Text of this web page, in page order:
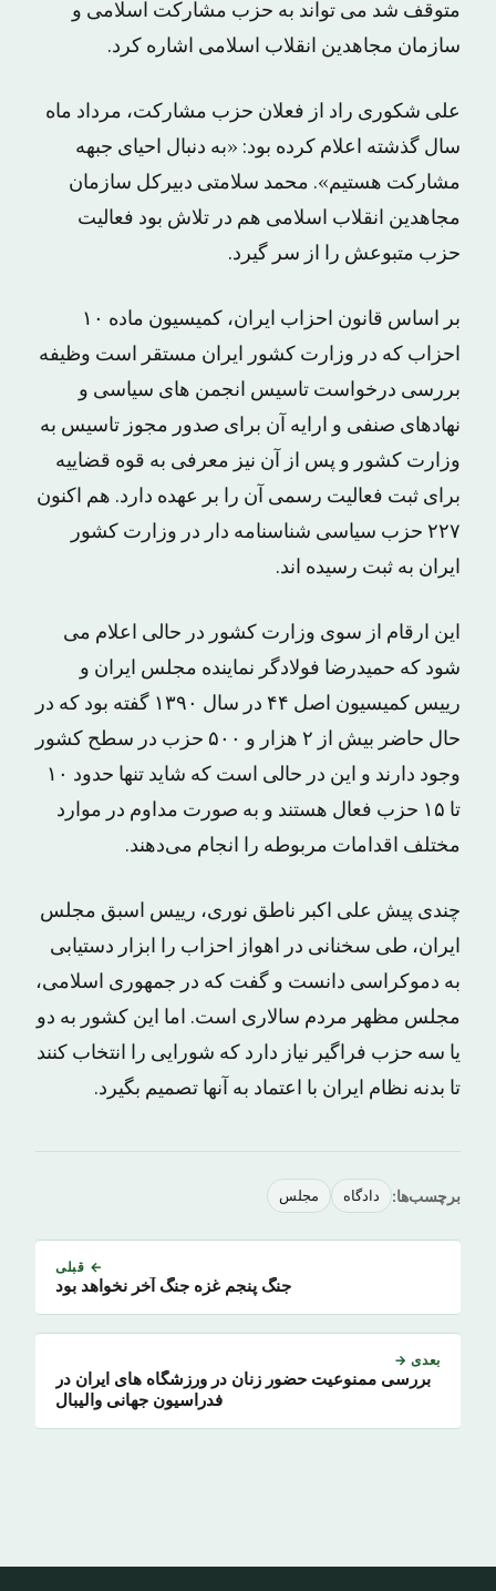
متوقف شد می تواند به حزب مشارکت اسلامی و
سازمان مجاهدین انقلاب اسلامی اشاره کرد.
علی شکوری راد از فعلان حزب مشارکت، مرداد ماه
سال گذشته اعلام کرده بود: «به دنبال احیای جبهه
مشارکت هستیم». محمد سلامتی دبیرکل سازمان
مجاهدین انقلاب اسلامی هم در تلاش بود فعالیت
حزب متبوعش را از سر گیرد.
بر اساس قانون احزاب ایران، کمیسیون ماده ۱۰
احزاب که در وزارت کشور ایران مستقر است وظیفه
بررسی درخواست تاسیس انجمن های سیاسی و
نهادهای صنفی و ارایه آن برای صدور مجوز تاسیس به
وزارت کشور و پس از آن نیز معرفی به قوه قضاییه
برای ثبت فعالیت رسمی آن را بر عهده دارد. هم اکنون
۲۲۷ حزب سیاسی شناسنامه دار در وزارت کشور
ایران به ثبت رسیده اند.
این ارقام از سوی وزارت کشور در حالی اعلام می
شود که حمیدرضا فولادگر نماینده مجلس ایران و
رییس کمیسیون اصل ۴۴ در سال ۱۳۹۰ گفته بود که در
حال حاضر بیش از ۲ هزار و ۵۰۰ حزب در سطح کشور
وجود دارند و این در حالی است که شاید تنها حدود ۱۰
تا ۱۵ حزب فعال هستند و به صورت مداوم در موارد
مختلف اقدامات مربوطه را انجام می‌دهند.
چندی پیش علی اکبر ناطق نوری، رییس اسبق مجلس
ایران، طی سخنانی در اهواز احزاب را ابزار دستیابی
به دموکراسی دانست و گفت که در جمهوری اسلامی،
مجلس مظهر مردم سالاری است. اما این کشور به دو
یا سه حزب فراگیر نیاز دارد که شورایی را انتخاب کنند
تا بدنه نظام ایران با اعتماد به آنها تصمیم بگیرد.
برچسب‌ها: دادگاه مجلس
← قبلی
جنگ پنجم غزه جنگ آخر نخواهد بود
بعدی →
بررسی ممنوعیت حضور زنان در ورزشگاه های ایران در
فدراسیون جهانی والیبال